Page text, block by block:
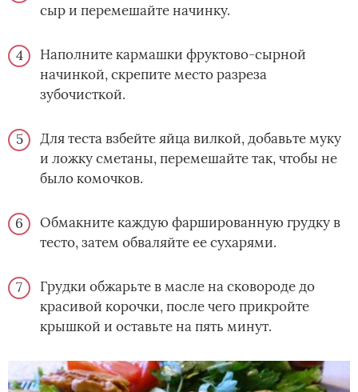
сыр и перемешайте начинку.
Наполните кармашки фруктово-сырной
начинкой, скрепите место разреза
зубочисткой.
Для теста взбейте яйца вилкой, добавьте муку
и ложку сметаны, перемешайте так, чтобы не
было комочков.
Обмакните каждую фаршированную грудку в
тесто, затем обваляйте ее сухарями.
Грудки обжарьте в масле на сковороде до
красивой корочки, после чего прикройте
крышкой и оставьте на пять минут.